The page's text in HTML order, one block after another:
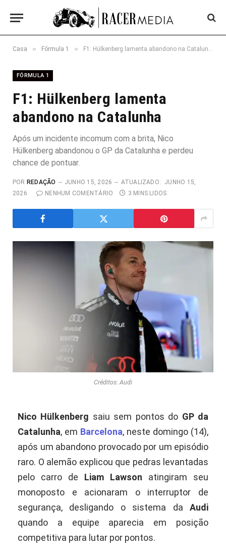
Casa » Fórmula 1 » F1: Hülkenberg lamenta abandono na Catalunha
FÓRMULA 1
F1: Hülkenberg lamenta
abandono na Catalunha
Após um incidente incomum com a brita, Nico
Hülkenberg abandonou o GP da Catalunha e perdeu
chance de pontuar.
POR REDAÇÃO JUNHO 15, 2026 ATUALIZADO:
JUNHO 15,
2026
NENHUM COMENTÁRIO 3 MINS LIDOS
Créditos: Audi
Nico Hülkenberg saiu sem pontos do GP da
Catalunha, em Barcelona, neste domingo (14),
após um abandono provocado por um episódio
raro. O alemão explicou que pedras levantadas
pelo carro de Liam Lawson atingiram seu
monoposto e acionaram o interruptor de
segurança, desligando o sistema da Audi
quando a equipe aparecia em posição
competitiva para lutar por pontos.